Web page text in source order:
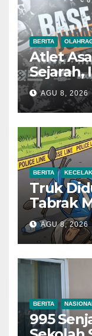
BERITA
Atlet
Sejarah,
dari
AGU 8, 2026
BERITA
Truk
Tabrak
Bogor,
AGU 8, 2026
BERITA
995